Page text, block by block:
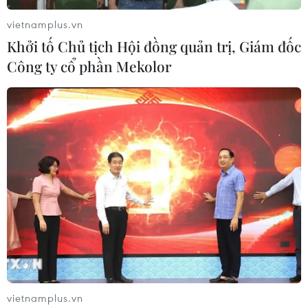
Phản ứng các bên trước ý định của Phần
Lan gia nhập NATO
12/05/2022 10:28
Người phát ngôn Điện Kremlin nhấn mạnh các bước đi
do Phần Lan thực hiện nhằm gia nhập NATO là nguồn
cơn gây hối tiếc và là lý do buộc Moskva phải đáp trả
tương xứng.
vietnamplus.vn
Khởi tố Chủ tịch Hội đồng quản trị, Giám đốc
Công ty cổ phần Mekolor
vietnamplus.vn